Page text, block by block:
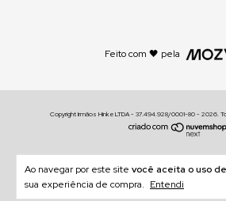
Ao navegar por este site você aceita o uso
sua experiência de compra. Entendi
Feito com 🖤 pela
Copyright Irmãos Hinke LTDA - 37.494.928/0001-80 - 2026.